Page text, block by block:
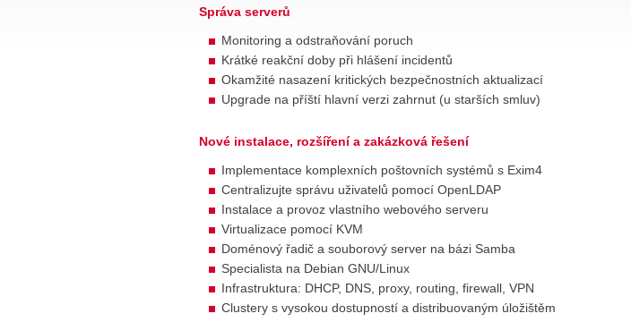
Správa serverů
Monitoring a odstraňování poruch
Krátké reakční doby při hlášení incidentů
Okamžité nasazení kritických bezpečnostních aktualizací
Upgrade na příští hlavní verzi zahrnut (u starších smluv)
Nové instalace, rozšíření a zakázková řešení
Implementace komplexních poštovních systémů s Exim4
Centralizujte správu uživatelů pomocí OpenLDAP
Instalace a provoz vlastního webového serveru
Virtualizace pomocí KVM
Doménový řadič a souborový server na bázi Samba
Specialista na Debian GNU/Linux
Infrastruktura: DHCP, DNS, proxy, routing, firewall, VPN
Clustery s vysokou dostupností a distribuovaným úložištěm